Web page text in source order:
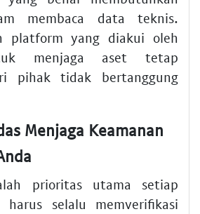
membaca data teknis.
platform yang diakui oleh
menjaga aset tetap
pihak tidak bertanggung
Menjaga Keamanan
prioritas utama setiap
harus selalu memverifikasi